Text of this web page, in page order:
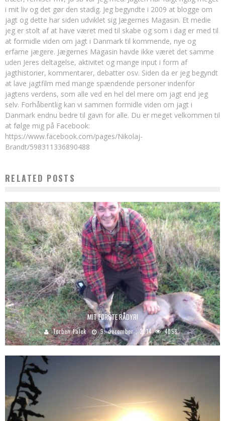
i mit liv og det gør den stadig. Jeg begyndte i 2009 at blogge om
jagt og dette har siden udviklet sig Jægernes Magasin. Et medie
jeg er stolt af at have været med til skabe og som i dag er med til
at formidle viden om jagt i Danmark til kommende, nye og
erfarne jægere. Jægernes Magasin havde ikke været det samme
uden Jeres deltagelse, aktivitet og mange input i form af
jagthistorier, kommentarer, debatter osv. Siden da er jeg begyndt
at lave jagtfilm med mange spændende personer indenfor
jagtens verdens, som alle ved en hel del mere om jagt end jeg
selv. Forhåbentlig kan vi sammen formidle viden om jagt i
Danmark endnu bedre til gavn for alle. Du er meget velkommen til
at følge mig på Facebook:
https://www.facebook.com/pages/Nikolaj-
Brandt/598311336890488
RELATED POSTS
MIT FØRSTE RÅDYR!
Torben Falck 9. december , 2014 4058